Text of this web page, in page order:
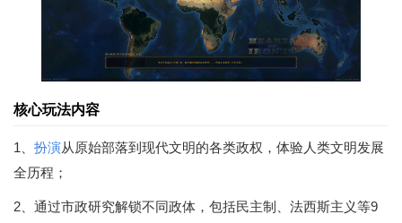
核心玩法内容
1、 扮演从原始部落到现代文明的各类政权，体验人类文明发展
全历程；
2、通过市政研究解锁不同政体，包括民主制、法西斯主义等9